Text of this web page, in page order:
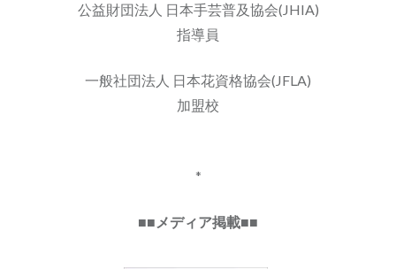
公益財団法人 日本手芸普及協会(JHIA)
指導員
一般社団法人 日本花資格協会(JFLA)
加盟校
*
■■メディア掲載■■